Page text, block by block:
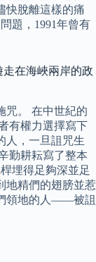
快脫離這樣的痛
題，1991年曾有
在海峽兩岸的政
咒。 在中世紀的
有權力選擇寫下
人，一旦詛咒生
勤耕耘寫了整本
埋得足夠深並足
地精們的翅膀並惹
領地的人——被詛